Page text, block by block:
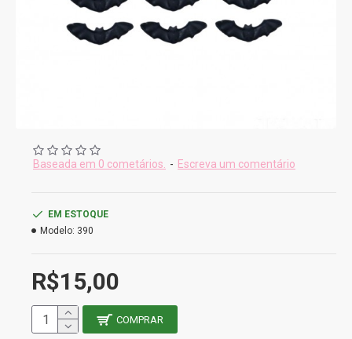
Baseada em 0 cometários. - Escreva um comentário
R$15,00
EM ESTOQUE
Modelo: 390
COMPRAR